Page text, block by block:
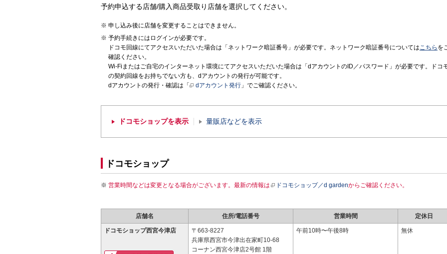
予約申込する店舗/購入商品受取り店舗を選択してください。
申し込み後に店舗を変更することはできません。
予約手続きにはログインが必要です。
ドコモ回線にてアクセスいただいた場合は「ネットワーク暗証番号」が必要です。ネットワーク暗証番号についてはこちら を
確認ください。
Wi-Fiまたはご自宅のインターネット環境にてアクセスいただいた場合は「dアカウントのID／パスワード」が必要です。ドコ
の契約回線をお持ちでない方も、dアカウントの発行が可能です。
dアカウントの発行・確認は「
dアカウント発行 」でご確認ください。
ドコモショップを表示 量販店などを表示
ドコモショップ
営業時間などは変更となる場合がございます。最新の情報は ドコモショップ／d gardenからご確認ください。
店舗名 住所/電話番号 営業時間 定休日
ドコモショップ西宮今津店
〒663-8227
兵庫県西宮市今津出在家町10-68
コーナン西宮今津店2号館 1階
午前10時〜午後8時 無休